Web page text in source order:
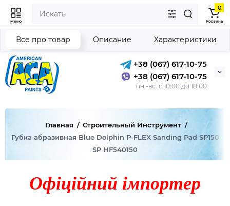
+38 (067) 617-10-75
+38 (067) 617-10-75
пн.-вс. с 10:00 до 18:00
Меню
0
Корзина
Главная
Строительный Инструмент
Губка абразивная Blue Dolphin P-FLEX Sanding Pad SP150
SP HF540150
Офіційний імпортер
Все про товар Описание Характеристики